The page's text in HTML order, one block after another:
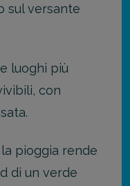
sul versante
luoghi più
con
la pioggia rende
di un verde